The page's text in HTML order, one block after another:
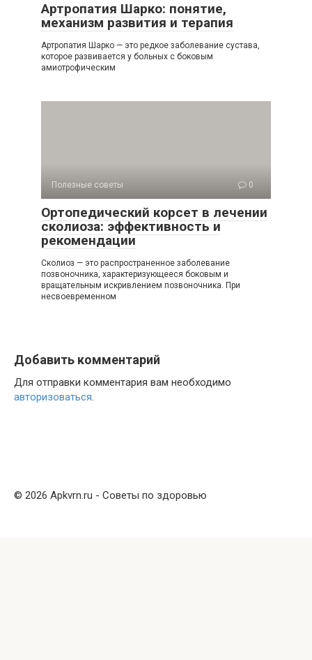
Артропатия Шарко: понятие,
механизм развития и терапия
Артропатия Шарко — это редкое заболевание сустава,
которое развивается у больных с боковым
амиотрофическим
Полезные советы 0
Ортопедический корсет в лечении
сколиоза: эффективность и
рекомендации
Сколиоз — это распространенное заболевание
позвоночника, характеризующееся боковым и
вращательным искривлением позвоночника. При
несвоевременном
Добавить комментарий
Для отправки комментария вам необходимо
авторизоваться.
© 2026 Apkvrn.ru - Советы по здоровью